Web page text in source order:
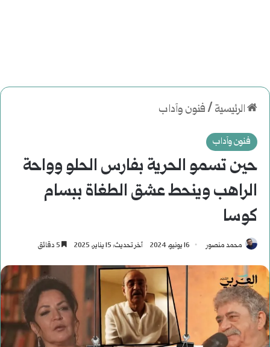
الرئيسية /فنون وآداب
فنون وآداب
حين تسمو الحرية بفارس الحلو وواحة
الراهب وينحط عشق الطغاة ببسام
كوسا
محمد منصور 16 يونيو، 2024 آخر تحديث: 15 يناير، 2025